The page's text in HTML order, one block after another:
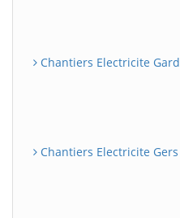
Chantiers Electricite Gard
Chantiers Electricite Gers